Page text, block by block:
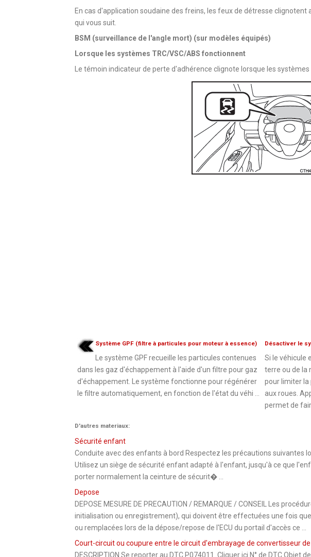
En cas d'application soudaine des freins, les feux de détresse
qui vous suit.
BSM (surveillance de l'angle mort) (sur modèles équipés)
Lorsque les systèmes TRC/VSC/ABS fonctionnent
Le témoin indicateur de perte d'adhérence clignote lorsque les
Système GPF (filtre à particules pour moteur à essence)
Le système GPF recueille les particules contenues
dans les gaz d'échappement à l'aide d'un filtre pour gaz
d'échappement. Le système fonctionne pour régénérer
le filtre automatiquement, en fonction de l'état du véhi ...
Désactiver le
Si le véhicule
terre ou de la
pour limiter la
aux roues.
permet de
D'autres materiaux:
Sécurité enfant
Conduite avec des enfants à bord Respectez les précautions suivantes
Utilisez un siège de sécurité enfant adapté à l'enfant, jusqu'à ce que
porter normalement la ceinture de sécurit� ...
Depose
DEPOSE MESURE DE PRECAUTION / REMARQUE / CONSEIL Les
initialisation ou enregistrement), qui doivent être effectuées une fois
ou remplacées lors de la dépose/repose de l'ECU du portail d'accès ce ...
Court-circuit ou coupure entre le circuit d'embrayage de convertisseur
DESCRIPTION Se reporter au DTC P074011. Cliquer ici N° de DTC Objet